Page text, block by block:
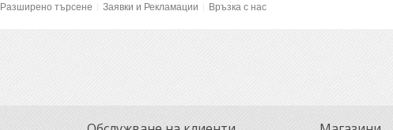
Разширено търсене Заявки и Рекламации Връзка с нас